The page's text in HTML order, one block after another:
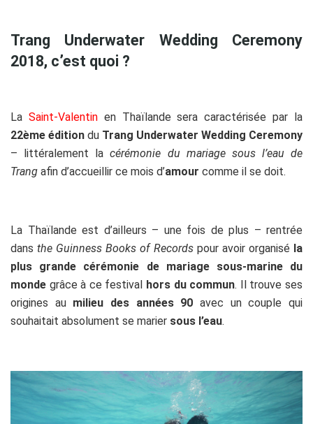
Trang Underwater Wedding Ceremony
2018, c’est quoi ?
La Saint-Valentinen Thaïlande sera caractérisée par la
22ème édition du Trang Underwater Wedding Ceremony
– littéralement lacérémonie du mariage sous l’eau de
Trang afin d’accueillir ce mois d’amour comme il se doit.
La Thaïlande est d’ailleurs – une fois de plus – rentrée
dansthe Guinness Books of Recordspour avoir organisé la
plus grande cérémonie de mariage sous-marine du
monde grâce à ce festival hors du commun. Il trouve ses
origines au milieu des années 90 avec un couple qui
souhaitait absolument se marier sous l’eau.